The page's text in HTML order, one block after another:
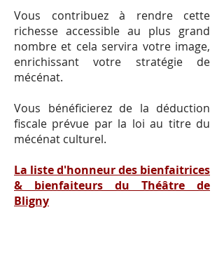
Vous contribuez à rendre cette
richesse accessible au plus grand
nombre et cela servira votre image,
enrichissant votre stratégie de
mécénat.
Vous bénéficierez de la déduction
fiscale prévue par la loi au titre du
mécénat culturel.
La liste d'honneur des bienfaitrices
& bienfaiteurs du Théâtre de
Bligny